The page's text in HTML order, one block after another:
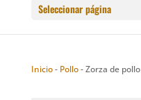
Seleccionar página
Inicio- Pollo-Zorza de pollo